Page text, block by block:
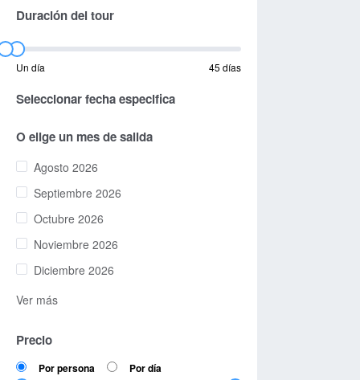
Duración del tour
Un día 45 días
Seleccionar fecha especifica
O elige un mes de salida
Agosto 2026
Septiembre 2026
Octubre 2026
Noviembre 2026
Diciembre 2026
Ver más
Precio
Por persona Por día